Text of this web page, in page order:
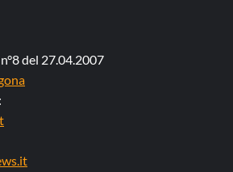
del 27.04.2007